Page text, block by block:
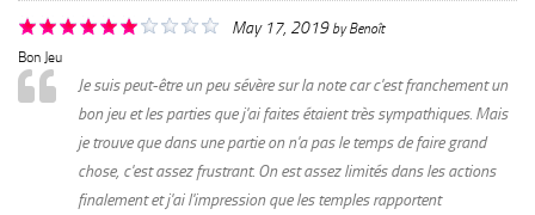
May 17, 2019byBenoît
Bon Jeu
Je suis peut-être un peu sévère sur la note car c'est franchement un
bon jeu et les parties que j'ai faites étaient très sympathiques. Mais
je trouve que dans une partie on n'a pas le temps de faire grand
chose, c'est assez frustrant. On est assez limités dans les actions
finalement et j'ai l'impression que les temples rapportent